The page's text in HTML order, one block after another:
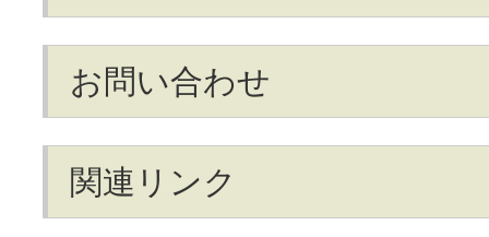
お問い合わせ
関連リンク